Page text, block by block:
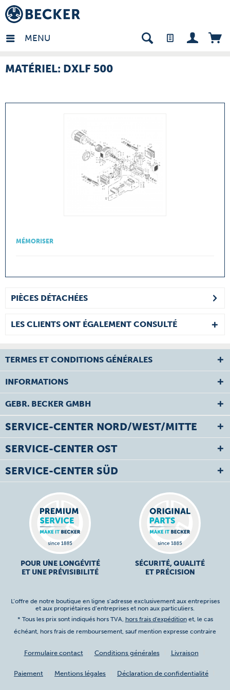
MENU
- FR
MATÉRIEL: DXLF 500
MÉMORISER
PIÈCES DÉTACHÉES
LES CLIENTS ONT ÉGALEMENT CONSULTÉ
TERMES ET CONDITIONS GÉNÉRALES
INFORMATIONS
GEBR. BECKER GMBH
SERVICE-CENTER NORD/WEST/MITTE
SERVICE-CENTER OST
SERVICE-CENTER SÜD
POUR UNE LONGÉVITÉ
ET UNE PRÉVISIBILITÉ
SÉCURITÉ, QUALITÉ
ET PRÉCISION
L’offre de notre boutique en ligne s’adresse exclusivement aux entreprises
et aux propriétaires d’entreprises et non aux particuliers.
* Tous les prix sont indiqués hors TVA, hors frais d'expéditionet, le cas
échéant, hors frais de remboursement, sauf mention expresse contraire
Formulaire contact Conditions générales Livraison
Paiement Mentions légales Déclaration de confidentialité